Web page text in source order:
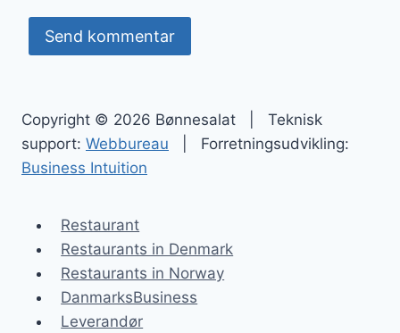
Copyright © 2026 Bønnesalat | Teknisk
support: Webbureau | Forretningsudvikling:
Business Intuition
Restaurant
Restaurants in Denmark
Restaurants in Norway
DanmarksBusiness
Leverandør